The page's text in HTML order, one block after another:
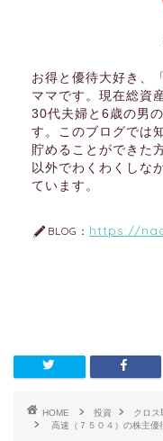
お得と優待大好き、
ママです。現在総資
30代夫婦と6歳の男
す。このブログでは
貯めることができた
以外でわくわくしな
ています。
BLOG： https://
HOME 投資 クロス
高速（７５０４）の株主優